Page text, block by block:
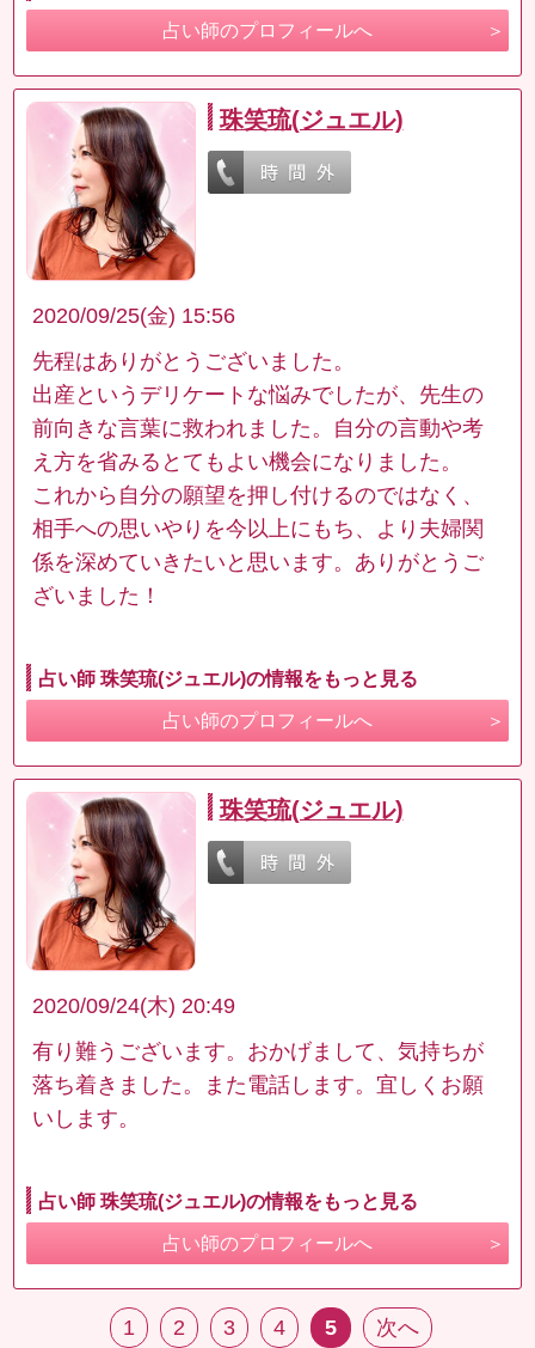
占い師のプロフィールへ
珠笑琉(ジュエル)
2020/09/25(金) 15:56
先程はありがとうございました。
出産というデリケートな悩みでしたが、先生の
前向きな言葉に救われました。自分の言動や考
え方を省みるとてもよい機会になりました。
これから自分の願望を押し付けるのではなく、
相手への思いやりを今以上にもち、より夫婦関
係を深めていきたいと思います。ありがとうご
ざいました！
占い師 珠笑琉(ジュエル)の情報をもっと見る
占い師のプロフィールへ
珠笑琉(ジュエル)
2020/09/24(木) 20:49
有り難うございます。おかげまして、気持ちが
落ち着きました。また電話します。宜しくお願
いします。
占い師 珠笑琉(ジュエル)の情報をもっと見る
占い師のプロフィールへ
1 2 3 4 5 次へ